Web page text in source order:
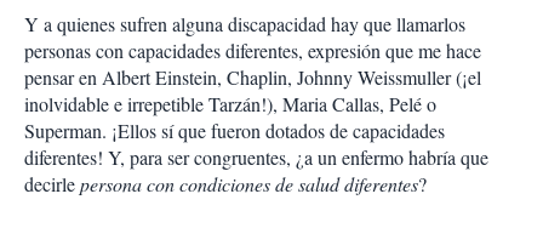
Y a quienes sufren alguna discapacidad hay que llamarlos
personas con capacidades diferentes, expresión que me hace
pensar en Albert Einstein, Chaplin, Johnny Weissmuller (¡el
inolvidable e irrepetible Tarzán!), Maria Callas, Pelé o
Superman. ¡Ellos sí que fueron dotados de capacidades
diferentes! Y, para ser congruentes, ¿a un enfermo habría que
decirlepersona con condiciones de salud diferentes?